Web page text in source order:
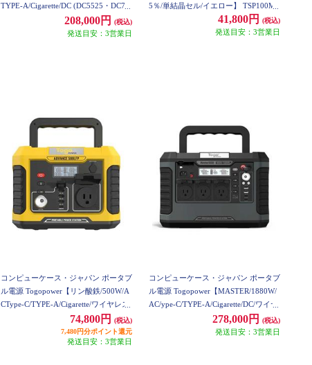
TYPE-A/Cigarette/DC (DC5525・DC74
06)/ワイヤレスチャージャー/LEDライ
ト/イエロー】 AD1550Y
208,000円 (税込)
発送目安：3営業日
5％/単結晶セル/イエロー】 TSP100M
41,800円 (税込)
発送目安：3営業日
コンピューケース・ジャパン ポータブ
ル電源 Togopower【リン酸鉄/500W/A
CType-C/TYPE-A/Cigarette/ワイヤレス
チャージャー/LEDライト】 AD500LFP
74,800円
(税込)
7,480円分ポイント還元
発送目安：3営業日
コンピューケース・ジャパン ポータブ
ル電源 Togopower【MASTER/1880W/
AC/ype-C/TYPE-A/Cigarette/DC/ワイヤ
レスチャージャー/ブラック】 TSP188
278,000円 (税込)
発送目安：3営業日